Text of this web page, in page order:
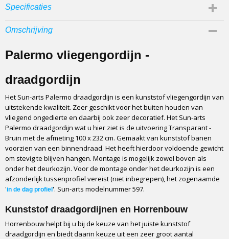
Specificaties
Productcode
EAN code
Catagorie
Vliegengordijn
Fabrikant
Sun-arts
Materiaal
PVC, Aluminium profiel
Type
Kant en klaar pakket
Ophangstrip
Aluminium
Schroeven
Montage
Tegen het kozijn of in het kozijn
Omschrijving
Palermo vliegengordijn -
draadgordijn
Het Sun-arts Palermo draadgordijn is een kunststof vliegengordijn van
uitstekende kwaliteit. Zeer geschikt voor het buiten houden van
vliegend ongedierte en daarbij ook zeer decoratief. Het Sun-arts
Palermo draadgordijn wat u hier ziet is de uitvoering Transparant -
Bruin met de afmeting 100 x 232 cm. Gemaakt van kunststof banen
voorzien van een binnendraad. Het heeft hierdoor voldoende gewicht
om stevig te blijven hangen. Montage is mogelijk zowel boven als
onder het deurkozijn. Voor de montage onder het deurkozijn is een
afzonderlijk tussenprofiel vereist (niet inbegrepen), het zogenaamde
'in de dag profiel '. Sun-arts modelnummer 597.
Kunststof draadgordijnen en Horrenbouw
Horrenbouw helpt bij u bij de keuze van het juiste kunststof
draadgordijn en biedt daarin keuze uit een zeer groot aantal